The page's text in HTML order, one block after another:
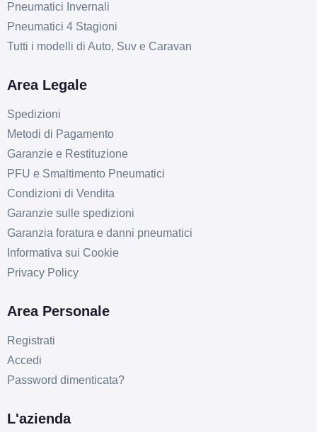
ARCASTING Gladio
Black Mirror 5 fori 18"
8X18 ET38 5x114.3
Disponibile
ARCASTING Gladio
Graphite Lucido 5 fori
18" 8X18 ET43 5x112
Foro centrale: 66.6mm
Disponibile
ARCASTING Gladio
Graphite Lucido 5 fori
18" 8X18 ET42 5x108
ARCASTING Gladio
Graphite Lucido 5 fori
18" 8X18 ET33 5x110
Disponibile
Pneumatici Invernali
Pneumatici 4 Stagioni
Tutti i modelli di Auto, Suv e Caravan
Area Legale
Spedizioni
Metodi di Pagamento
Garanzie e Restituzione
PFU e Smaltimento Pneumatici
Condizioni di Vendita
Garanzie sulle spedizioni
Garanzia foratura e danni pneumatici
Informativa sui Cookie
Privacy Policy
Area Personale
Registrati
Accedi
Password dimenticata?
L'azienda